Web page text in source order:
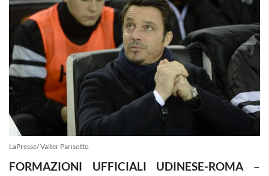
LaPresse/ Valter Parisotto
FORMAZIONI UFFICIALI UDINESE-ROMA –